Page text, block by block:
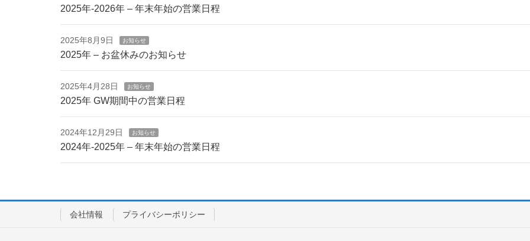
2025年-2026年 – 年末年始の営業日程
2025年8月9日 お知らせ
2025年 – お盆休みのお知らせ
2025年4月28日 お知らせ
2025年 GW期間中の営業日程
2024年12月29日 お知らせ
2024年-2025年 – 年末年始の営業日程
会社情報 プライバシーポリシー